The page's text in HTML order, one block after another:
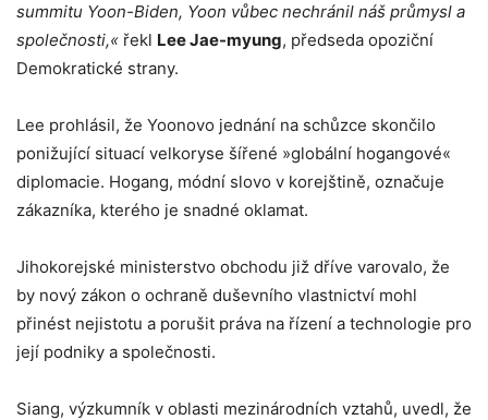
summitu Yoon-Biden, Yoon vůbec nechránil náš průmysl a
společnosti,« řekl Lee Jae-myung, předseda opoziční
Demokratické strany.
Lee prohlásil, že Yoonovo jednání na schůzce skončilo
ponižující situací velkoryse šířené »globální hogangové«
diplomacie. Hogang, módní slovo v korejštině, označuje
zákazníka, kterého je snadné oklamat.
Jihokorejské ministerstvo obchodu již dříve varovalo, že
by nový zákon o ochraně duševního vlastnictví mohl
přinést nejistotu a porušit práva na řízení a technologie pro
její podniky a společnosti.
Siang, výzkumník v oblasti mezinárodních vztahů, uvedl, že